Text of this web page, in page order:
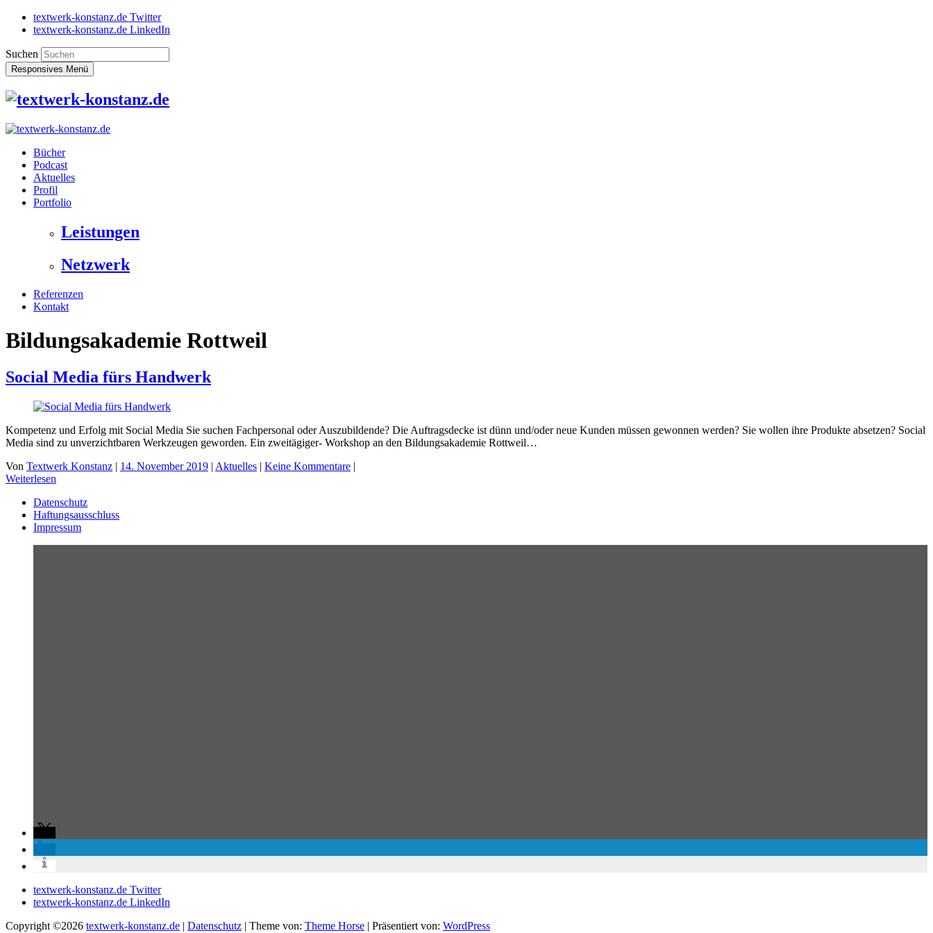
textwerk-konstanz.de Twitter
textwerk-konstanz.de LinkedIn
Suchen
Responsives Menü
Bücher
Podcast
Aktuelles
Profil
Portfolio
Leistungen
Netzwerk
Referenzen
Kontakt
Bildungsakademie Rottweil
Social Media fürs Handwerk
Kompetenz und Erfolg mit Social Media Sie suchen Fachpersonal oder Auszubildende? Die Auftragsdecke ist dünn und/oder neue Kunden müssen gewonnen werden? Sie wollen ihre Produkte absetzen? Social
Media sind zu unverzichtbaren Werkzeugen geworden. Ein zweitägiger- Workshop an den Bildungsakademie Rottweil…
Von Textwerk Konstanz | 14. November 2019 | Aktuelles | Keine Kommentare |
Weiterlesen
Datenschutz
Haftungsausschluss
Impressum
textwerk-konstanz.de Twitter
textwerk-konstanz.de LinkedIn
Copyright ©2026 textwerk-konstanz.de | Datenschutz | Theme von: Theme Horse | Präsentiert von: WordPress